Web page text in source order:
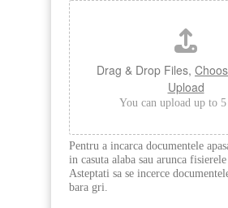
Drag & Drop Files,
Upload
You can upload up to
Pentru a incarca documentele
in casuta alaba sau arunca
Asteptati sa se incerce
bara gri.